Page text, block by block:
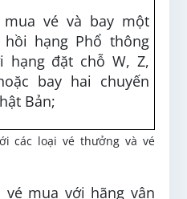
vé và bay một
hồi hạng Phổ thông
hạng đặt chỗ W, Z,
bay hai chuyến
Bản;
các loại vé thưởng và vé
mua với hãng vận